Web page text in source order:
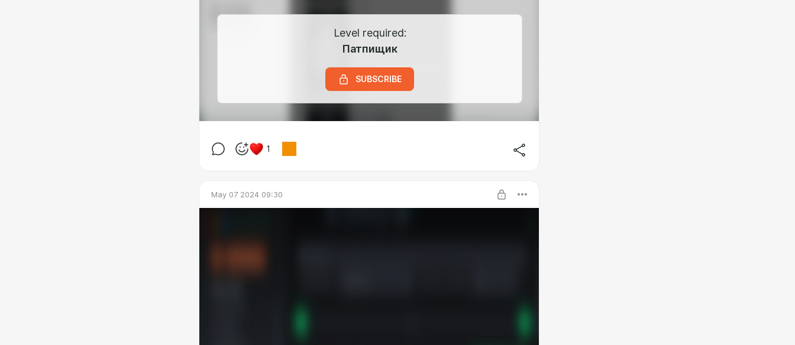
Level required:
Патпищик
SUBSCRIBE
1
May 07 2024 09:30